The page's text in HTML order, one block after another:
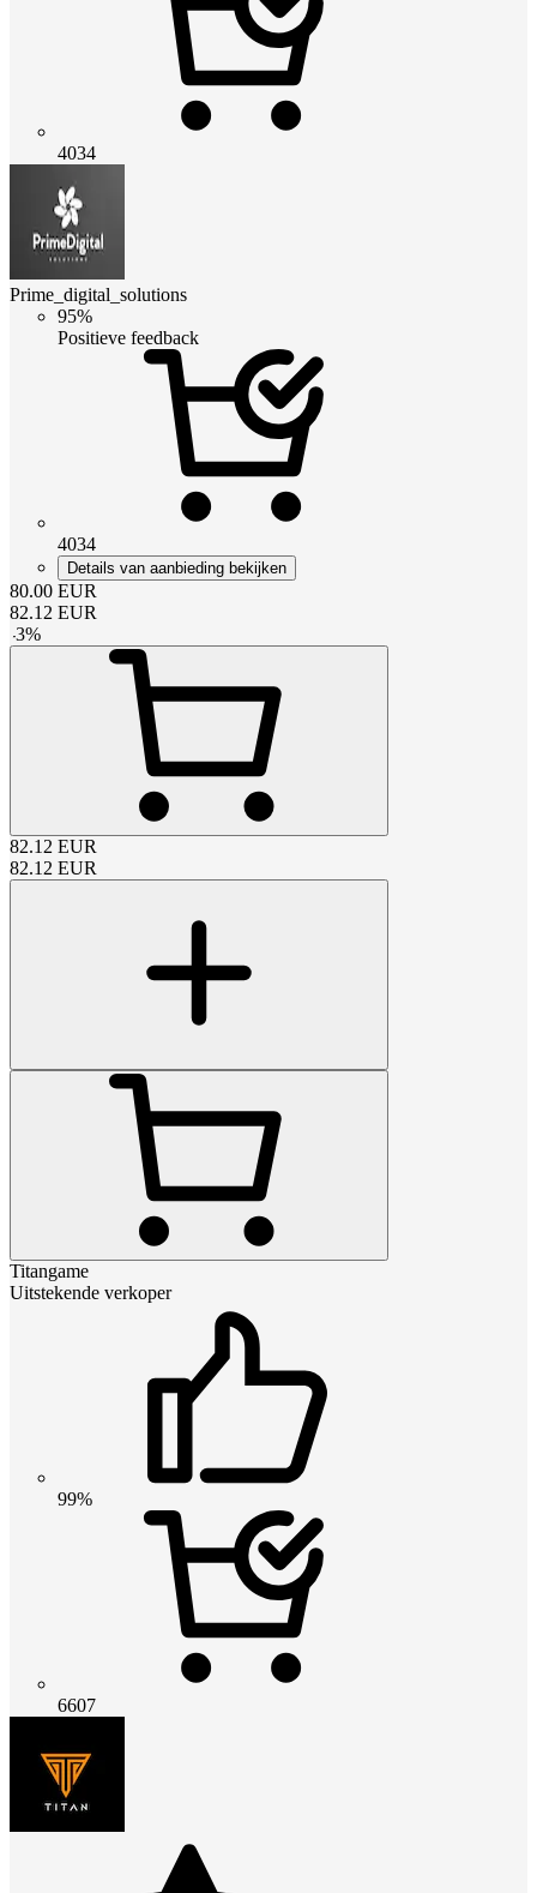
4034
Prime_digital_solutions
95%
Positieve feedback
4034
Details van aanbieding bekijken
80.00 EUR
82.12 EUR
-3%
82.12 EUR
82.12 EUR
Titangame
Uitstekende verkoper
99%
6607